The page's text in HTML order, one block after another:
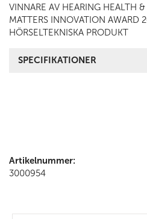
VINNARE AV HEARING HEALTH
MATTERS INNOVATION AWARD
HÖRSELTEKNISKA PRODUKT
SPECIFIKATIONER
Artikelnummer:
3000954